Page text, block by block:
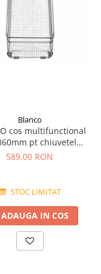
Blanco
cos multifunctional
pt chiuvetele
Andano si Subline
589,00 RON
STOC LIMITAT
ADAUGA IN COS